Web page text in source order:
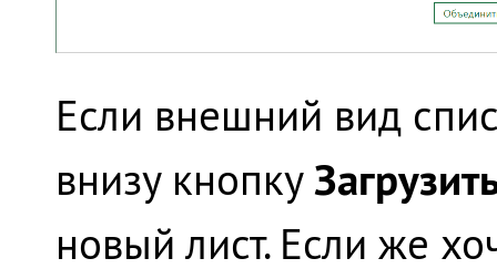
Если внешний вид
внизу кнопку
новый лист. Если же